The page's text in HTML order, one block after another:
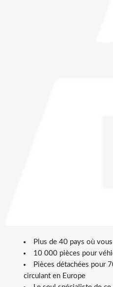
Plus de 40 pays où
10 000 pièces pour
Pièces détachées pour
circulant en Europe